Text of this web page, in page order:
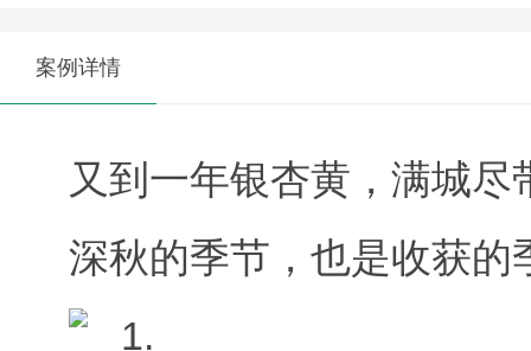
案例详情
又到一年银杏黄，满城尽
深秋的季节，也是收获的